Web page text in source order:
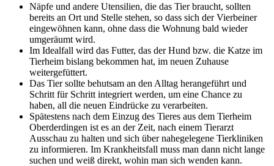
Näpfe und andere Utensilien, die das Tier braucht, sollten
bereits an Ort und Stelle stehen, so dass sich der Vierbeiner
eingewöhnen kann, ohne dass die Wohnung bald wieder
umgeräumt wird.
Im Idealfall wird das Futter, das der Hund bzw. die Katze im
Tierheim bislang bekommen hat, im neuen Zuhause
weitergefüttert.
Das Tier sollte behutsam an den Alltag herangeführt und
Schritt für Schritt integriert werden, um eine Chance zu
haben, all die neuen Eindrücke zu verarbeiten.
Spätestens nach dem Einzug des Tieres aus dem Tierheim
Oberderdingen ist es an der Zeit, nach einem Tierarzt
Ausschau zu halten und sich über nahegelegene Tierkliniken
zu informieren. Im Krankheitsfall muss man dann nicht lange
suchen und weiß direkt, wohin man sich wenden kann.